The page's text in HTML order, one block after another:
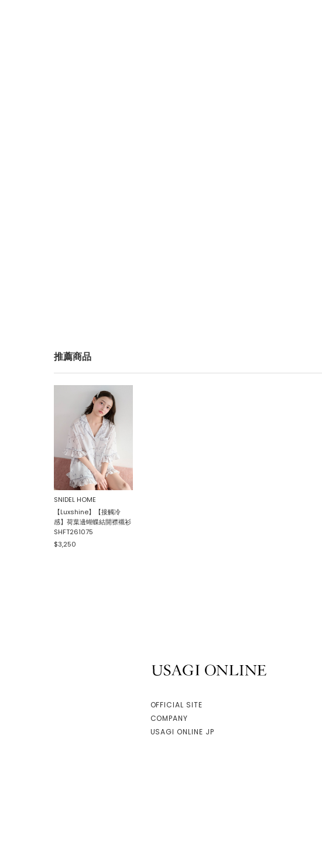
推薦商品
SNIDEL HOME
【Luxshine】【接觸冷
感】荷葉邊蝴蝶結開襟襯衫
SHFT261075
$3,250
OFFICIAL SITE
COMPANY
USAGI ONLINE JP